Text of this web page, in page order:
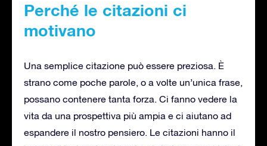
Perché le citazioni ci
motivano
Una semplice citazione può essere preziosa. È
strano come poche parole, o a volte un’unica frase,
possano contenere tanta forza. Ci fanno vedere la
vita da una prospettiva più ampia e ci aiutano ad
espandere il nostro pensiero. Le citazioni hanno il